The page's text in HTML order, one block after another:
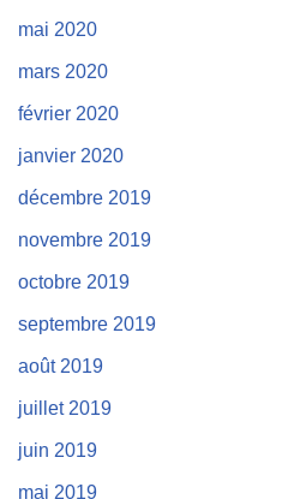
mai 2020
mars 2020
février 2020
janvier 2020
décembre 2019
novembre 2019
octobre 2019
septembre 2019
août 2019
juillet 2019
juin 2019
mai 2019